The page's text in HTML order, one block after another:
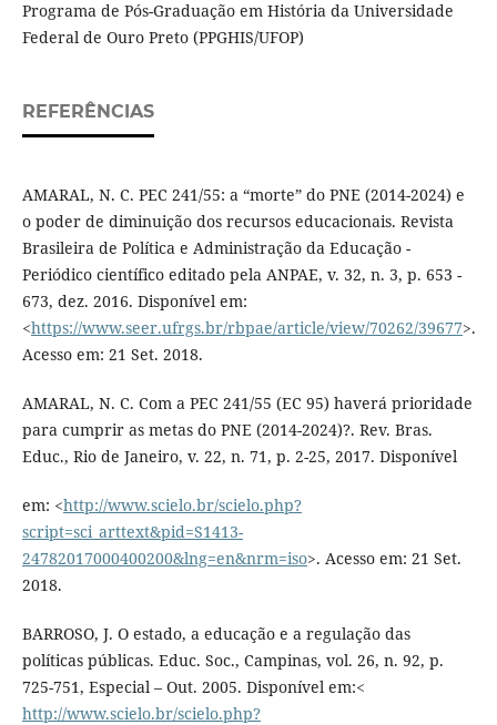
Programa de Pós-Graduação em História da Universidade
Federal de Ouro Preto (PPGHIS/UFOP)
REFERÊNCIAS
AMARAL, N. C. PEC 241/55: a “morte” do PNE (2014-2024) e
o poder de diminuição dos recursos educacionais. Revista
Brasileira de Política e Administração da Educação -
Periódico científico editado pela ANPAE, v. 32, n. 3, p. 653 -
673, dez. 2016. Disponível em:
<https://www.seer.ufrgs.br/rbpae/article/view/70262/39677>.
Acesso em: 21 Set. 2018.
AMARAL, N. C. Com a PEC 241/55 (EC 95) haverá prioridade
para cumprir as metas do PNE (2014-2024)?. Rev. Bras.
Educ., Rio de Janeiro, v. 22, n. 71, p. 2-25, 2017. Disponível
em: <http://www.scielo.br/scielo.php?
script=sci_arttext&pid=S1413-
24782017000400200&lng=en&nrm=iso>. Acesso em: 21 Set.
2018.
BARROSO, J. O estado, a educação e a regulação das
políticas públicas. Educ. Soc., Campinas, vol. 26, n. 92, p.
725-751, Especial – Out. 2005. Disponível em:<
http://www.scielo.br/scielo.php?